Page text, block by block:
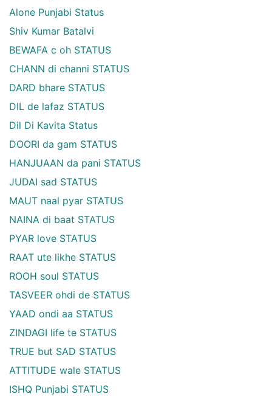
Alone Punjabi Status
Shiv Kumar Batalvi
BEWAFA c oh STATUS
CHANN di channi STATUS
DARD bhare STATUS
DIL de lafaz STATUS
Dil Di Kavita Status
DOORI da gam STATUS
HANJUAAN da pani STATUS
JUDAI sad STATUS
MAUT naal pyar STATUS
NAINA di baat STATUS
PYAR love STATUS
RAAT ute likhe STATUS
ROOH soul STATUS
TASVEER ohdi de STATUS
YAAD ondi aa STATUS
ZINDAGI life te STATUS
TRUE but SAD STATUS
ATTITUDE wale STATUS
ISHQ Punjabi STATUS